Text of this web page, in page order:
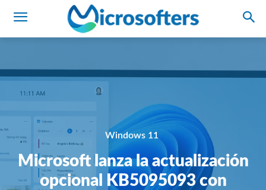
Windows 11
Microsoft lanza la actualización
opcional KB5095093 con